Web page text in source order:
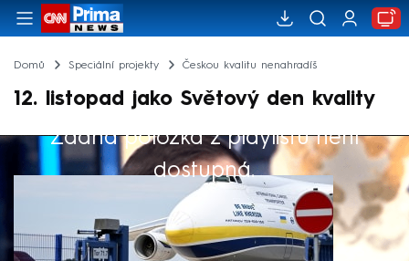
Domů Speciální projekty Českou kvalitu nenahradíš
12. listopad jako Světový den kvality
Žádná položka z playlistu není
dostupná.
Výběr redakce